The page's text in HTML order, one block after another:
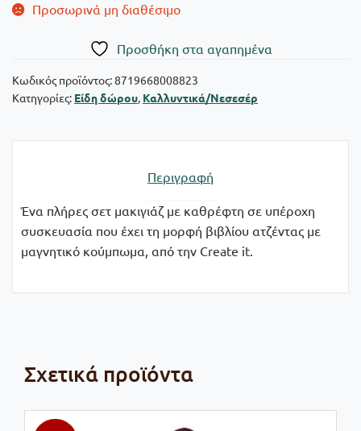
Προσωρινά μη διαθέσιμο
Πρoσθήκη στα αγαπημένα
Κωδικός προϊόντος:8719668008823
Κατηγορίες: Είδη δώρου, Καλλυντικά/Νεσεσέρ
Περιγραφή
Ένα πλήρες σετ μακιγιάζ με καθρέφτη σε υπέροχη
συσκευασία που έχει τη μορφή βιβλίου ατζέντας με
μαγνητικό κούμπωμα, από την Create it.
Σχετικά προϊόντα